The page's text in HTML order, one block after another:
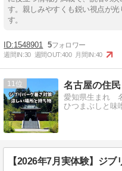
す。親しみやすくも鋭い視点が
す。
1548901 5
週間IN:30 週間OUT:400 月間IN:40
11
愛知県生まれ
ひつまぶしと味